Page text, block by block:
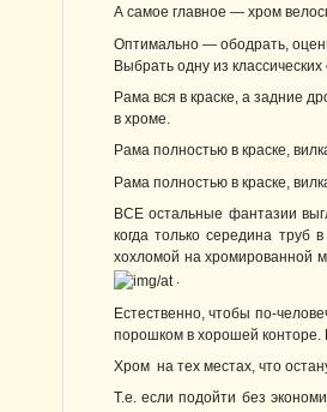
А самое главное — хром
Оптимально — ободрать,
Выбрать одну из
Рама вся в краске, а задние
в хроме.
Рама полностью в краске,
Рама полностью в краске,
ВСЕ остальные фантазии
когда только середина труб
хохломой на хромированной
.
Естественно, чтобы по-
порошком в хорошей конторе.
Хром на тех местах, что
Т.е. если подойти без